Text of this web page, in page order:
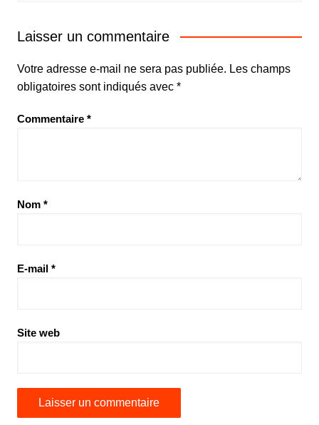
Laisser un commentaire
Votre adresse e-mail ne sera pas publiée. Les champs
obligatoires sont indiqués avec *
Commentaire *
Nom *
E-mail *
Site web